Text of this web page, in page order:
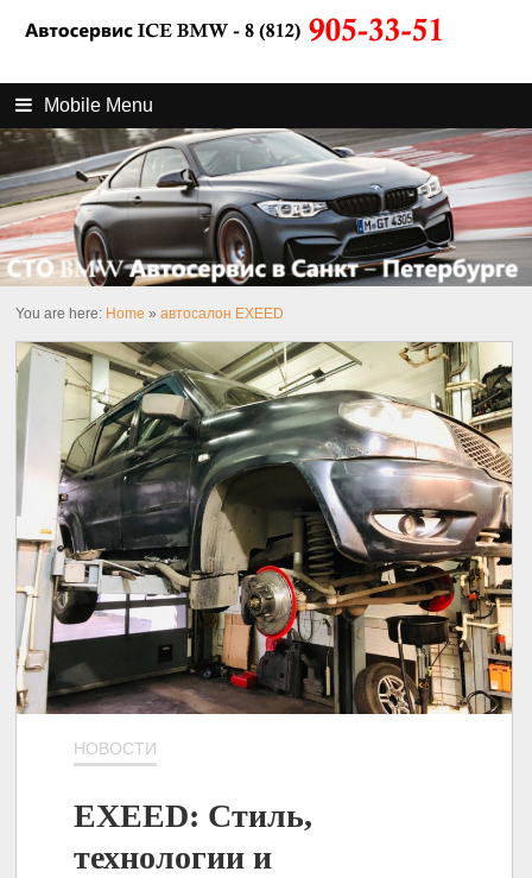
Mobile Menu
You are here: Home »автосалон EXEED
НОВОСТИ
EXEED: Стиль,
технологии и